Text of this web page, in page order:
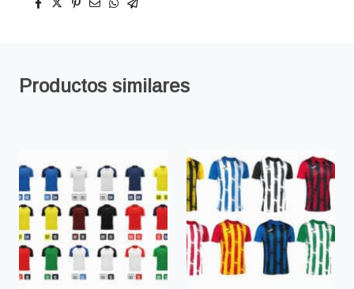
Productos similares